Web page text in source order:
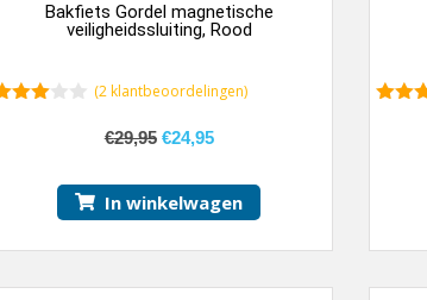
Bakfiets Gordel magnetische
veiligheidssluiting, Rood
(2klantbeoordelingen)
€29,95 €24,95
In winkelwagen